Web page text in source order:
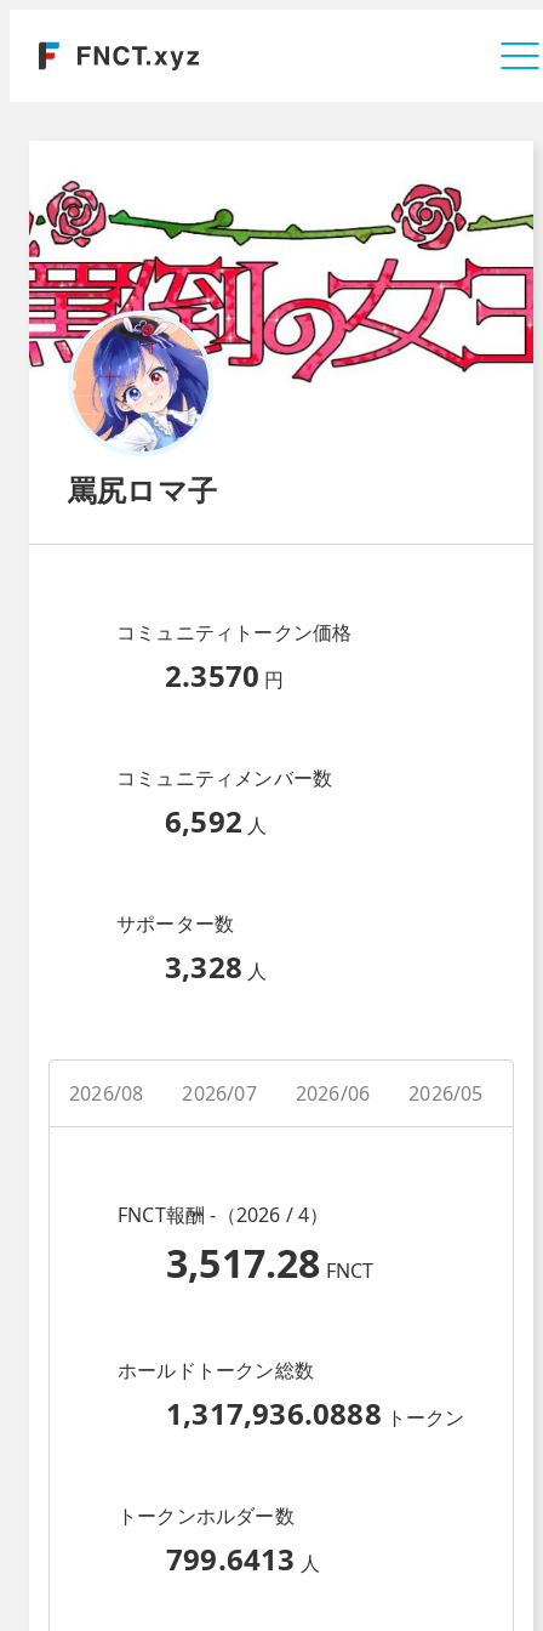
罵尻ロマ子
コミュニティトークン価格
2.3570 円
コミュニティメンバー数
6,592 人
サポーター数
3,328 人
2026/08 2026/07 2026/06 2026/05
FNCT報酬 -（2026 / 4）
3,517.28 FNCT
ホールドトークン総数
1,317,936.0888 トークン
トークンホルダー数
799.6413 人